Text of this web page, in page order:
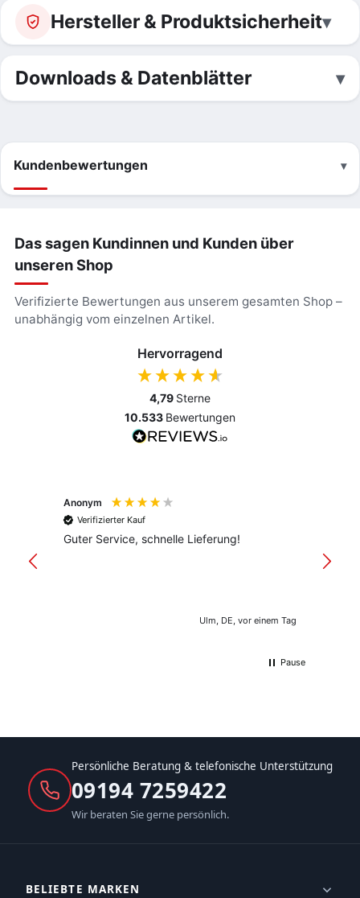
Hersteller & Produktsicherheit
Downloads & Datenblätter
Kundenbewertungen
Das sagen Kundinnen und Kunden über
unseren Shop
Verifizierte Bewertungen aus unserem gesamten Shop –
unabhängig vom einzelnen Artikel.
Hervorragend
4,79 Sterne
10.533 Bewertungen
Anonym
Verifizierter Kauf
Guter Service, schnelle Lieferung!
Ulm, DE, vor einem Tag
Pause
Persönliche Beratung & telefonische Unterstützung
09194 7259422
Wir beraten Sie gerne persönlich.
BELIEBTE MARKEN